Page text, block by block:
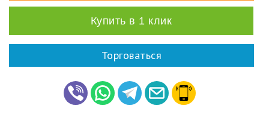
Купить в 1 клик
Торговаться